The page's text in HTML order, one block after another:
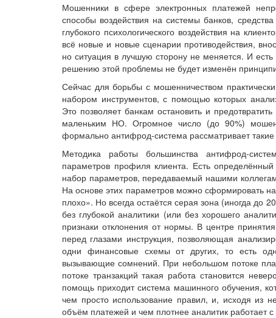
Мошенники в сфере электронных платежей
способы воздействия на системы банков,
глубокого психологического воздействия на
всё новые и новые сценарии противодействия,
но ситуация в лучшую сторону не меняется. И
решению этой проблемы не будет изменён
Сейчас для борьбы с мошенничеством
набором инструментов, с помощью которых
Это позволяет банкам остановить и
маленьким НО. Огромное число (до 90%)
формально антифрод-система рассматривает
Методика работы большинства антифрод-
параметров профиля клиента. Есть
набор параметров, передаваемый нашими
На основе этих параметров можно сформировать
плохо». Но всегда остаётся серая зона (иногда до
без глубокой аналитики (или без хорошего
признаки отклонения от нормы. В центре
перед глазами инструкция, позволяющая
одни финансовые схемы от других, то есть
вызывающие сомнений. При небольшом потоке
потоке транзакций такая работа становится
помощь приходит система машинного обучения,
чем просто использование правил, и, исходя
объём платежей и чем плотнее аналитик работает